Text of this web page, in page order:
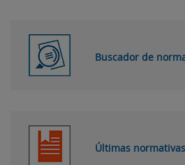
Buscador de
Últimas